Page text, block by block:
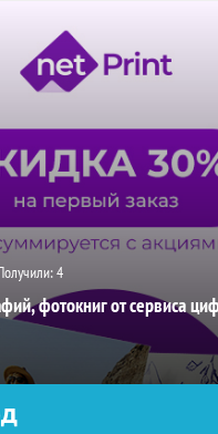
4
фотокниг от сервиса